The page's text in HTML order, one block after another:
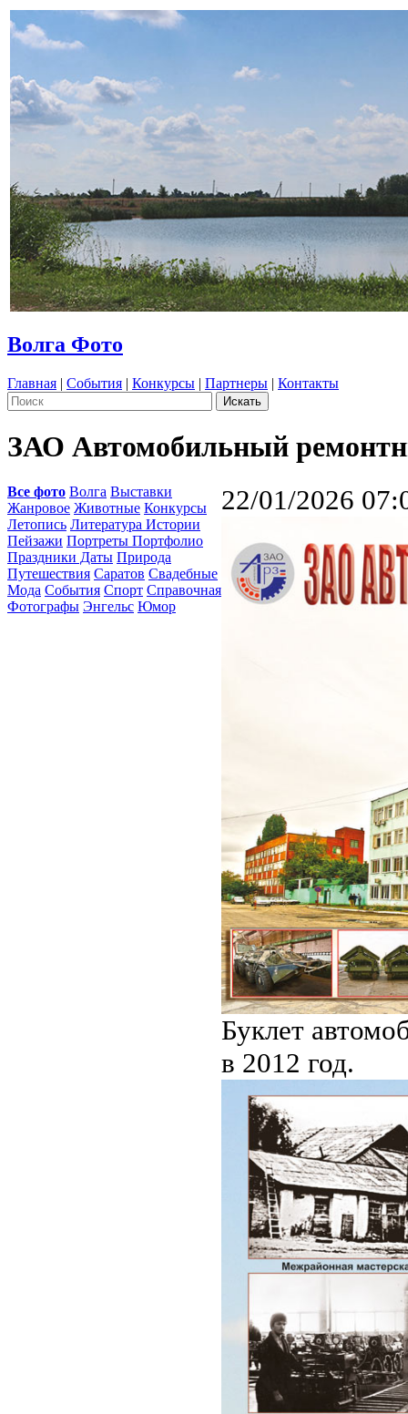
Волга Фото
Главная | События | Конкурсы | Партнеры | Контакты
ЗАО Автомобильный
Все фото Волга Выставки
Жанровое Животные Конкурсы
Летопись Литература Истории
Пейзажи Портреты Портфолио
Праздники Даты Природа
Путешествия Саратов Свадебные
Мода События Спорт Справочная
Фотографы Энгельс Юмор
22/01/2026
Буклет
в 2012 год.